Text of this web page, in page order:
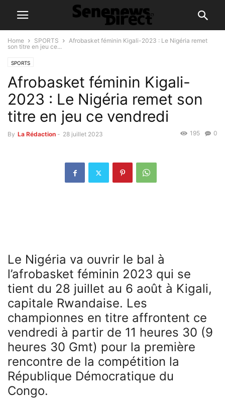
Home SPORTS
Afrobasket féminin Kigali-2023 : Le Nigéria remet
son titre en jeu ce...
SPORTS
Afrobasket féminin Kigali-
2023 : Le Nigéria remet son
titre en jeu ce vendredi
By La Rédaction - 28 juillet 2023 0
195
Le Nigéria va ouvrir le bal à
l’afrobasket féminin 2023 qui se
tient du 28 juillet au 6 août à Kigali,
capitale Rwandaise. Les
championnes en titre affrontent ce
vendredi à partir de 11 heures 30 (9
heures 30 Gmt) pour la première
rencontre de la compétition la
République Démocratique du
Congo.